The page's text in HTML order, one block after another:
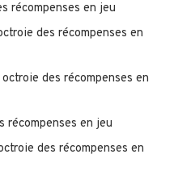
récompenses en jeu
des récompenses en
octroie des récompenses en
récompenses en jeu
des récompenses en